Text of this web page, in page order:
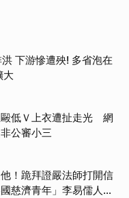
下游慘遭殃! 多省泡在
大
低Ｖ上衣遭扯走光 網
公審小三
！跪拜證嚴法師打開信
慈濟青年」李易儒人脈